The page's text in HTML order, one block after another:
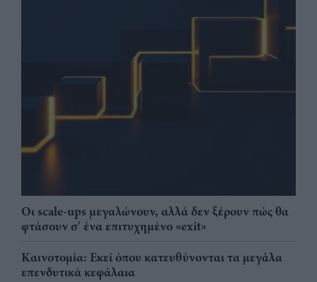
Οι scale-ups μεγαλώνουν, αλλά δεν ξέρουν πώς θα
φτάσουν σ' ένα επιτυχημένο «exit»
Καινοτομία: Εκεί όπου κατευθύνονται τα μεγάλα
επενδυτικά κεφάλαια